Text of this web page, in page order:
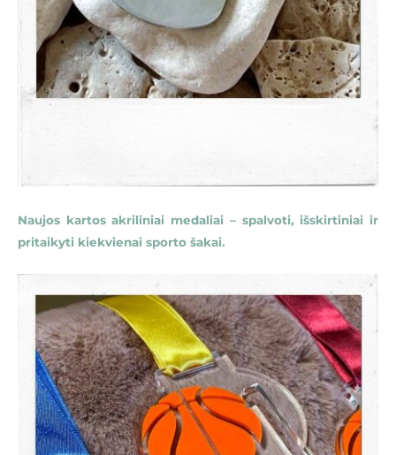
Naujos kartos akriliniai medaliai – spalvoti, išskirtiniai ir
pritaikyti kiekvienai sporto šakai.